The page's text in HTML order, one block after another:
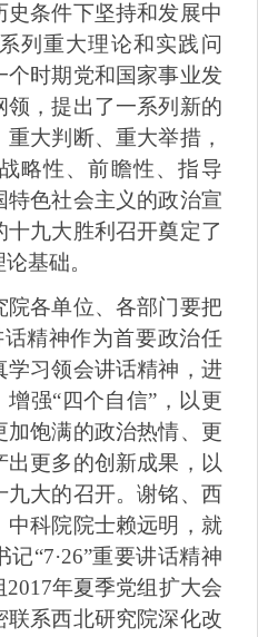
条件下坚持和发展中
列重大理论和实践问
个时期党和国家事业发
领，提出了一系列新的
大判断、重大举措，
略性、前瞻性、指导
色社会主义的政治宣
九大胜利召开奠定了
基础。
院各单位、各部门要把
精神作为首要政治任
学习领会讲话精神，进
增强“四个自信” ，以更
加饱满的政治热情、更
出更多的创新成果，以
九大的召开。谢铭、西
中科院院士赖远明，就
记“7·26”重要讲话精神
2017年夏季党组扩大会
系西北研究院深化改